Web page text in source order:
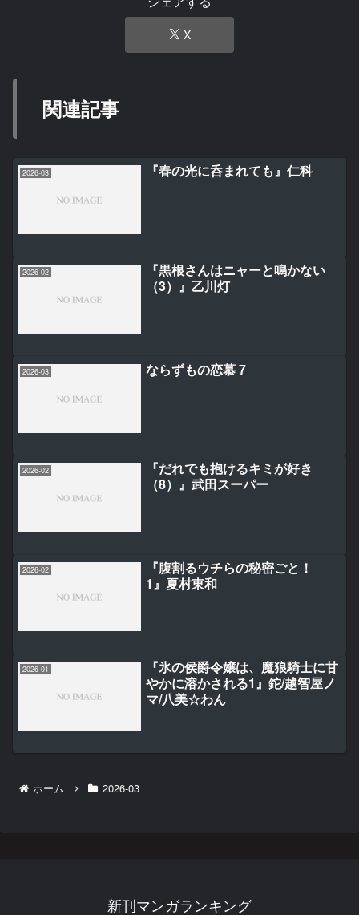
X
関連記事
2026-03 『春の光に呑まれても』仁科
2026-02
『黒根さんはニャーと鳴かない
（3）』乙川灯
2026-03 ならずもの恋慕 7
2026-02
『だれでも抱けるキミが好き
（8）』武田スーパー
2026-02
『腹割るウチらの秘密ごと！
1』夏村東和
2026-01
『氷の侯爵令嬢は、魔狼騎士に甘
やかに溶かされる1』鉈/越智屋ノ
マ/八美☆わん
ホーム 2026-03
新刊マンガランキング